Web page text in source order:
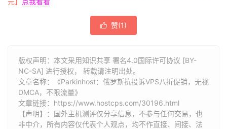
 赞(1)
版权声明：本文采用知识共享 署名4.0国际许可协议 [BY-
NC-SA] 进行授权， 转载请注明出处。
文章名称：《Parkinhost：俄罗斯抗投诉VPS八折促销，无视
DMCA，不限流量》
文章链接： https://www.hostcps.com/30196.html
【声明】：国外主机测评仅分享信息，不参与任何交易，也
非中介，所有内容仅代表个人观点，均不作直接、间接、法